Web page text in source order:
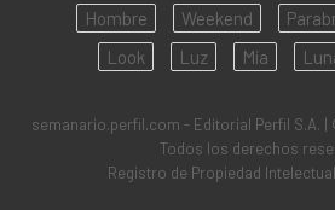
Hombre
Weekend
Look
Luz Mía
semanario.perfil.com - Editorial Perfil S.A. |
Todos los derechos
Registro de Propiedad